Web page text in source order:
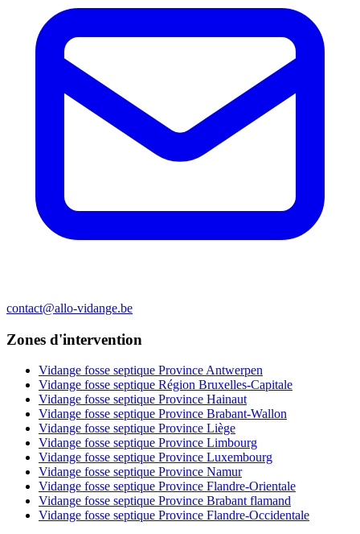
contact@allo-vidange.be
Zones d'intervention
Vidange fosse septique Province Antwerpen
Vidange fosse septique Région Bruxelles-Capitale
Vidange fosse septique Province Hainaut
Vidange fosse septique Province Brabant-Wallon
Vidange fosse septique Province Liège
Vidange fosse septique Province Limbourg
Vidange fosse septique Province Luxembourg
Vidange fosse septique Province Namur
Vidange fosse septique Province Flandre-Orientale
Vidange fosse septique Province Brabant flamand
Vidange fosse septique Province Flandre-Occidentale